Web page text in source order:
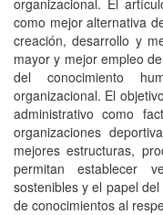
organizacional. El
como mejor alternativa
creación, desarrollo y
mayor y mejor empleo
del conocimiento
organizacional. El
administrativo como
organizaciones
mejores estructuras,
permitan establecer
sostenibles y el papel
de conocimientos al